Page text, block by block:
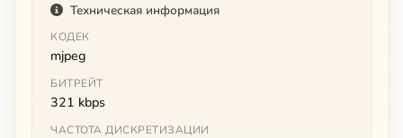
Техническая информация
КОДЕК
mjpeg
БИТРЕЙТ
321 kbps
ЧАСТОТА ДИСКРЕТИЗАЦИИ